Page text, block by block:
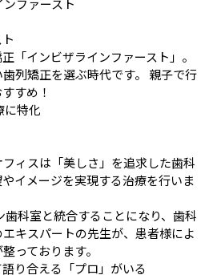
「インビザラインファースト」。
列矯正を選ぶ時代です。 親子で行
すめ！
ィスは「美しさ」を追求した歯科
イメージを実現する治療を行いま
歯科室と統合することになり、歯科
キスパートの先生が、患者様によ
っております。